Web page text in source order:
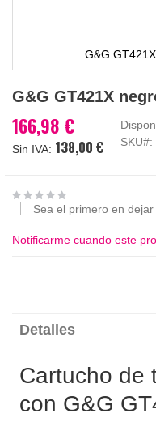
G&G
al
de
la
imágenes
G&G GT421X
166,98 €
138,00 €
SKU
Sea el primero en
Notificarme cuando este
Detalles
Cartucho de
con G&G